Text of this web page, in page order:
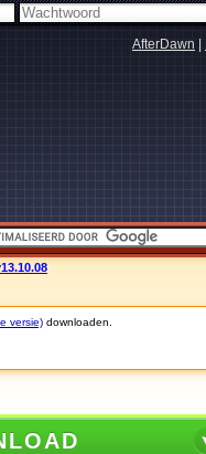
AfterDawn
versie) downloaden.